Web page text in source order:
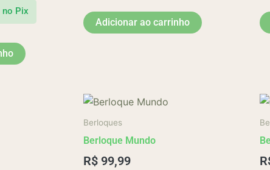
no Pix
Adicionar ao carrinho
Berloques
Berloque Mundo
R$ 99,99